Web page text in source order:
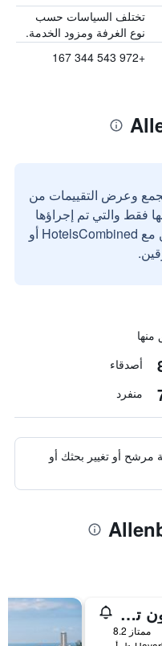
تختلف السياسات حسب
نوع الغرفة ومزود الخدمة.
+972 543 344 167
وعرض التقييمات من
فقط والتي تم إجراؤها
بواسطة مستخدمين حقيقيين مع HotelsCombined أو
أصدقاء
منفرد
مرشح أو تغيير بحثك أو
فندق هلتون تل أبيب
ممتاز 8.2